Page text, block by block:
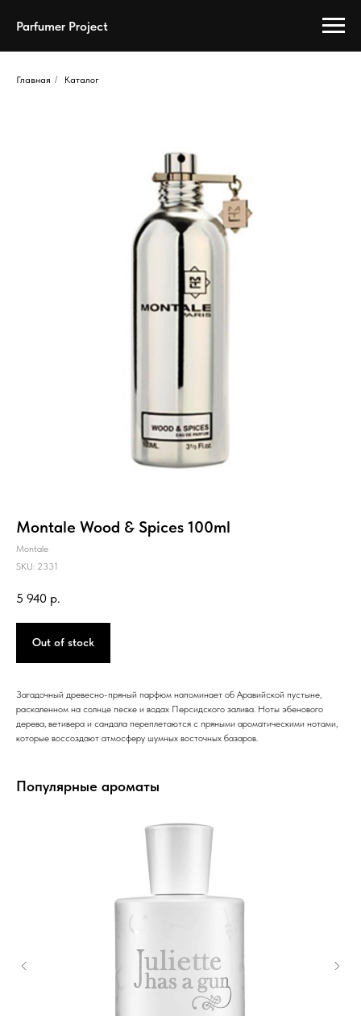
Parfumer Project
Главная / Каталог
Montale Wood & Spices 100ml
Montale
SKU: 2331
5 940 р.
Out of stock
Загадочный древесно-пряный парфюм напоминает об Аравийской пустыне,
раскаленном на солнце песке и водах Персидского залива. Ноты эбенового
дерева, ветивера и сандала переплетаются с пряными ароматическими нотами,
которые воссоздают атмосферу шумных восточных базаров.
Популярные ароматы